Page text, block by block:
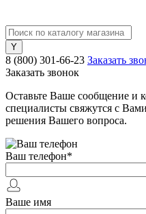
8 (800) 301-66-23 Заказать
Заказать звонок
Оставьте Ваше сообщение и
специалисты свяжутся с
решения Вашего вопроса.
Ваш телефон*
Ваше имя